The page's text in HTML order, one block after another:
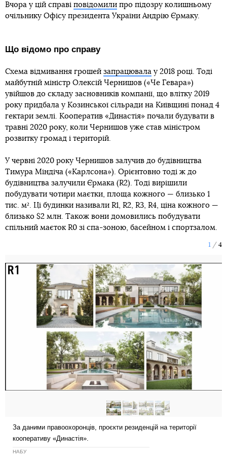
Вчора у цій справі повідомили про підозру колишньому
очільнику Офісу президента України Андрію Єрмаку.
Що відомо про справу
Схема відмивання грошей запрацювала у 2018 році. Тоді
майбутній міністр Олексій Чернишов («Че Гевара»)
увійшов до складу засновників компанії, що влітку 2019
року придбала у Козинської сільради на Київщині понад 4
гектари землі. Кооператив «Династія» почали будувати в
травні 2020 року, коли Чернишов уже став міністром
розвитку громад і територій.
У червні 2020 року Чернишов залучив до будівництва
Тимура Міндіча («Карлсона»). Орієнтовно тоді ж до
будівництва залучили Єрмака (R2). Тоді вирішили
побудувати чотири маєтки, площа кожного — близько 1
тис. м². Ці будинки називали R1, R2, R3, R4, ціна кожного —
близько $2 млн. Також вони домовились побудувати
спільний маєток R0 зі спа-зоною, басейном і спортзалом.
1 4
За даними правоохоронців, проєкти резиденцій на території
кооперативу «Династія».
НАБУ